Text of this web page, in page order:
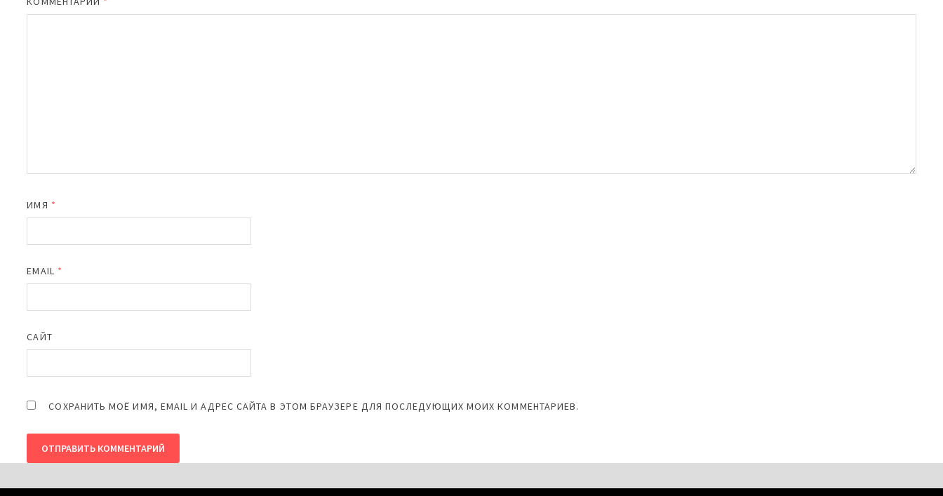
ИМЯ *
EMAIL *
САЙТ
СОХРАНИТЬ МОЁ ИМЯ, EMAIL И АДРЕС САЙТА В ЭТОМ БРАУЗЕРЕ ДЛЯ ПОСЛЕДУЮЩИХ МОИХ КОММЕНТАРИЕВ.